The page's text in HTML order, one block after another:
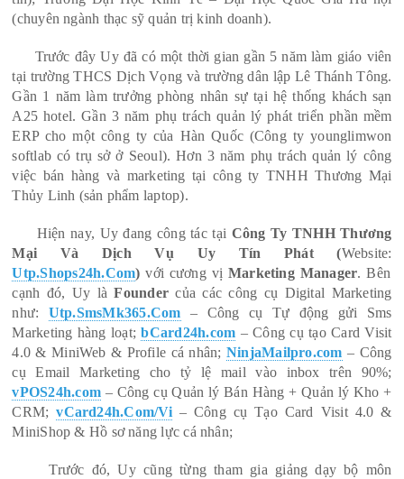
(chuyên ngành thạc sỹ quản trị kinh doanh).
Trước đây Uy đã có một thời gian gần 5 năm làm giáo viên
tại trường THCS Dịch Vọng và trường dân lập Lê Thánh Tông.
Gần 1 năm làm trưởng phòng nhân sự tại hệ thống khách sạn
A25 hotel. Gần 3 năm phụ trách quản lý phát triển phần mềm
ERP cho một công ty của Hàn Quốc (Công ty younglimwon
softlab có trụ sở ở Seoul). Hơn 3 năm phụ trách quản lý công
việc bán hàng và marketing tại công ty TNHH Thương Mại
Thủy Linh (sản phẩm laptop).
Hiện nay, Uy đang công tác tại Công Ty TNHH Thương
Mại Và Dịch Vụ Uy Tín Phát (Website:
Utp.Shops24h.Com) với cương vị Marketing Manager. Bên
cạnh đó, Uy làFounder của các công cụ Digital Marketing
như: Utp.SmsMk365.Com – Công cụ Tự động gửi Sms
Marketing hàng loạt;bCard24h.com – Công cụ tạo Card Visit
4.0 & MiniWeb & Profile cá nhân; NinjaMailpro.com – Công
cụ Email Marketing cho tỷ lệ mail vào inbox trên 90%;
vPOS24h.com – Công cụ Quản lý Bán Hàng + Quản lý Kho +
CRM;vCard24h.Com/Vi– Công cụ Tạo Card Visit 4.0 &
MiniShop & Hồ sơ năng lực cá nhân;
Trước đó, Uy cũng từng tham gia giảng dạy bộ môn